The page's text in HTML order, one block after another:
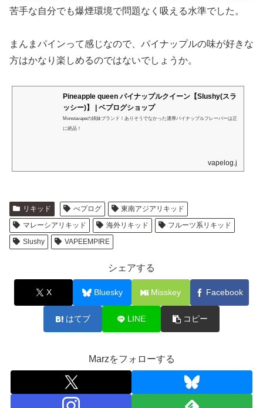
苦手な自分でも爆煙環境で問題なく吸える水準でした。
まんまパインって感じなので、パイナップルの味が好きな
方はかなり楽しめるのではないでしょうか。
Pineapple queen パイナップルクイーン【Slushy(スラ
ッシー)】 | ベプログショップ
Monstavapeの姉妹ブランド！ありそうでなかった濃厚パイナップルフレーバーは正
に絶品！
vapelog.jp
リキッド べプログ
東南アジアリキッド
マレーシアリキッド
海外リキッド
フルーツ系リキッド
Slushy
VAPEEMPIRE
シェアする
X Bluesky Misskey Facebook
はてブ LINE コピー
Marzをフォローする